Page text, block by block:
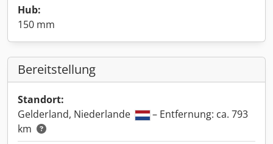
Hub:
150 mm
Bereitstellung
Standort:
Gelderland, Niederlande
– Entfernung: ca. 793
km